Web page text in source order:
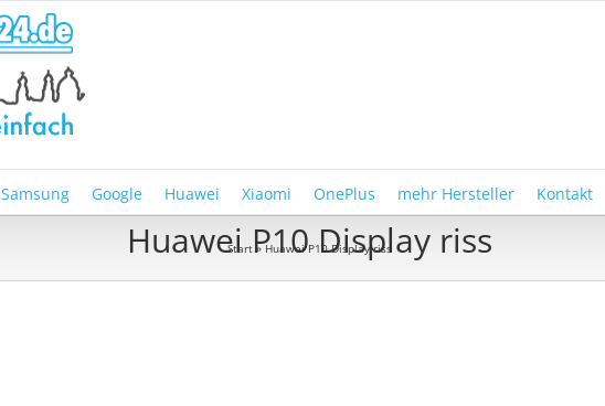
Samsung Google Huawei Xiaomi OnePlus mehr Hersteller Kontakt
Huawei P10 Display riss
Start»Huawei P10 Display riss